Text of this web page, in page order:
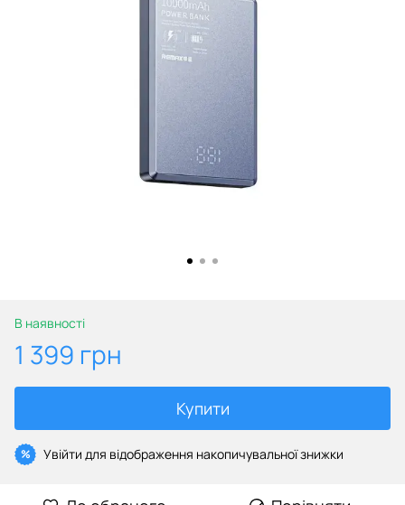
В наявності
1 399 грн
Купити
% Увійти для відображення накопичувальної знижки